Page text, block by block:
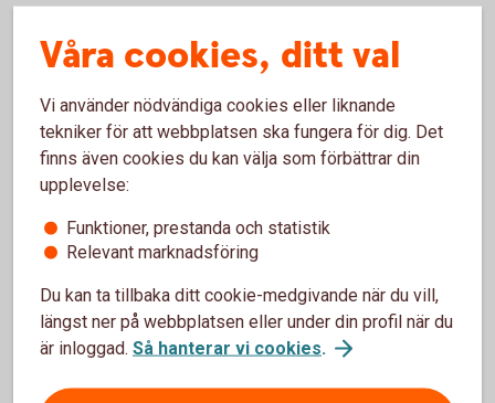
tänka sig att man framåt kommer titta på enskilda hus och
var de är belägna och att det blir en högre riskpremie för att
försäkra ett hus som ligger vid ett vattendrag och är lågt
beläget.
Vad tror du om olyckor framåt
relaterat till vädret?
förutspå var skyfallen kommer att ske och hur stora de
kommer att bli, och det tror vi att vi kommer se mer av
framåt.
Våra cookies, ditt val
Vi använder nödvändiga cookies eller liknande
tekniker för att webbplatsen ska fungera för dig. Det
finns även cookies du kan välja som förbättrar din
upplevelse:
Funktioner, prestanda och statistik
Relevant marknadsföring
Du kan ta tillbaka ditt cookie-medgivande när du vill,
längst ner på webbplatsen eller under din profil när du
är inloggad. Så hanterar vi cookies.